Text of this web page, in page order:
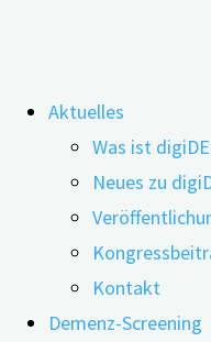
Inhalt
springen
Aktuelles
Was ist
Neues zu
Kontakt
Demenz-Screening
Neue Demenz-
über digitale